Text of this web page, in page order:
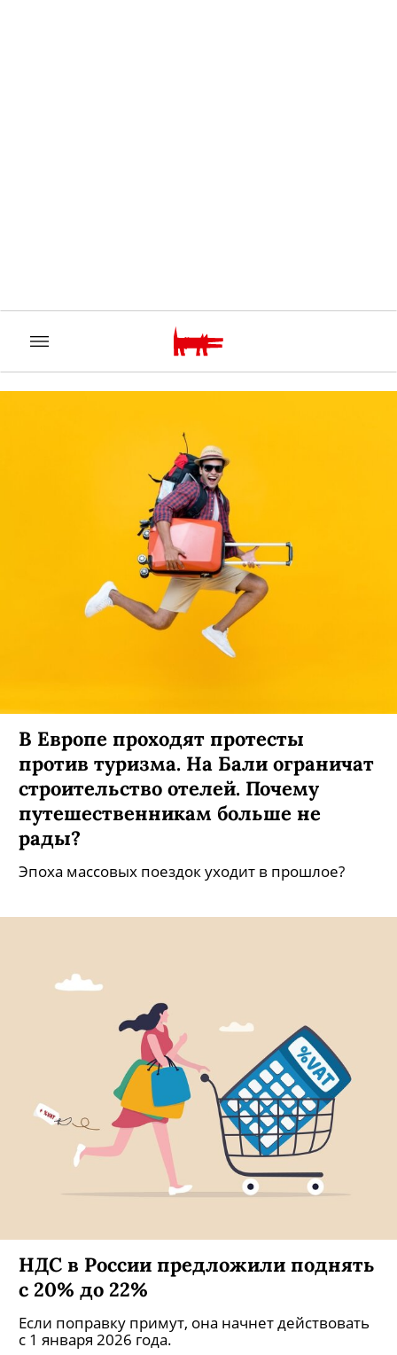
В Европе проходят протесты
против туризма. На Бали ограничат
строительство отелей. Почему
путешественникам больше не
рады?
Эпоха массовых поездок уходит в прошлое?
НДС в России предложили поднять
с 20% до 22%
Если поправку примут, она начнет действовать
с 1 января 2026 года.